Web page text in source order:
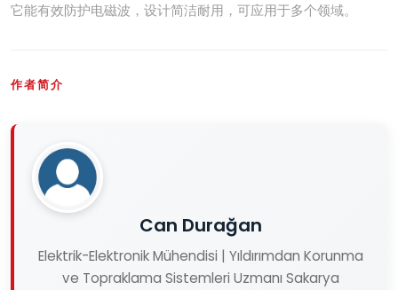
它能有效防护电磁波，设计简洁耐用，可应用于多个领域。
作者简介
Can Durağan
Elektrik-Elektronik Mühendisi | Yıldırımdan Korunma
ve Topraklama Sistemleri Uzmanı Sakarya